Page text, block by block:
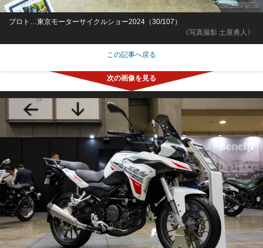
《写真撮影 土屋勇人》
プロト…東京モーターサイクルショー2024（30/107）
この記事へ戻る